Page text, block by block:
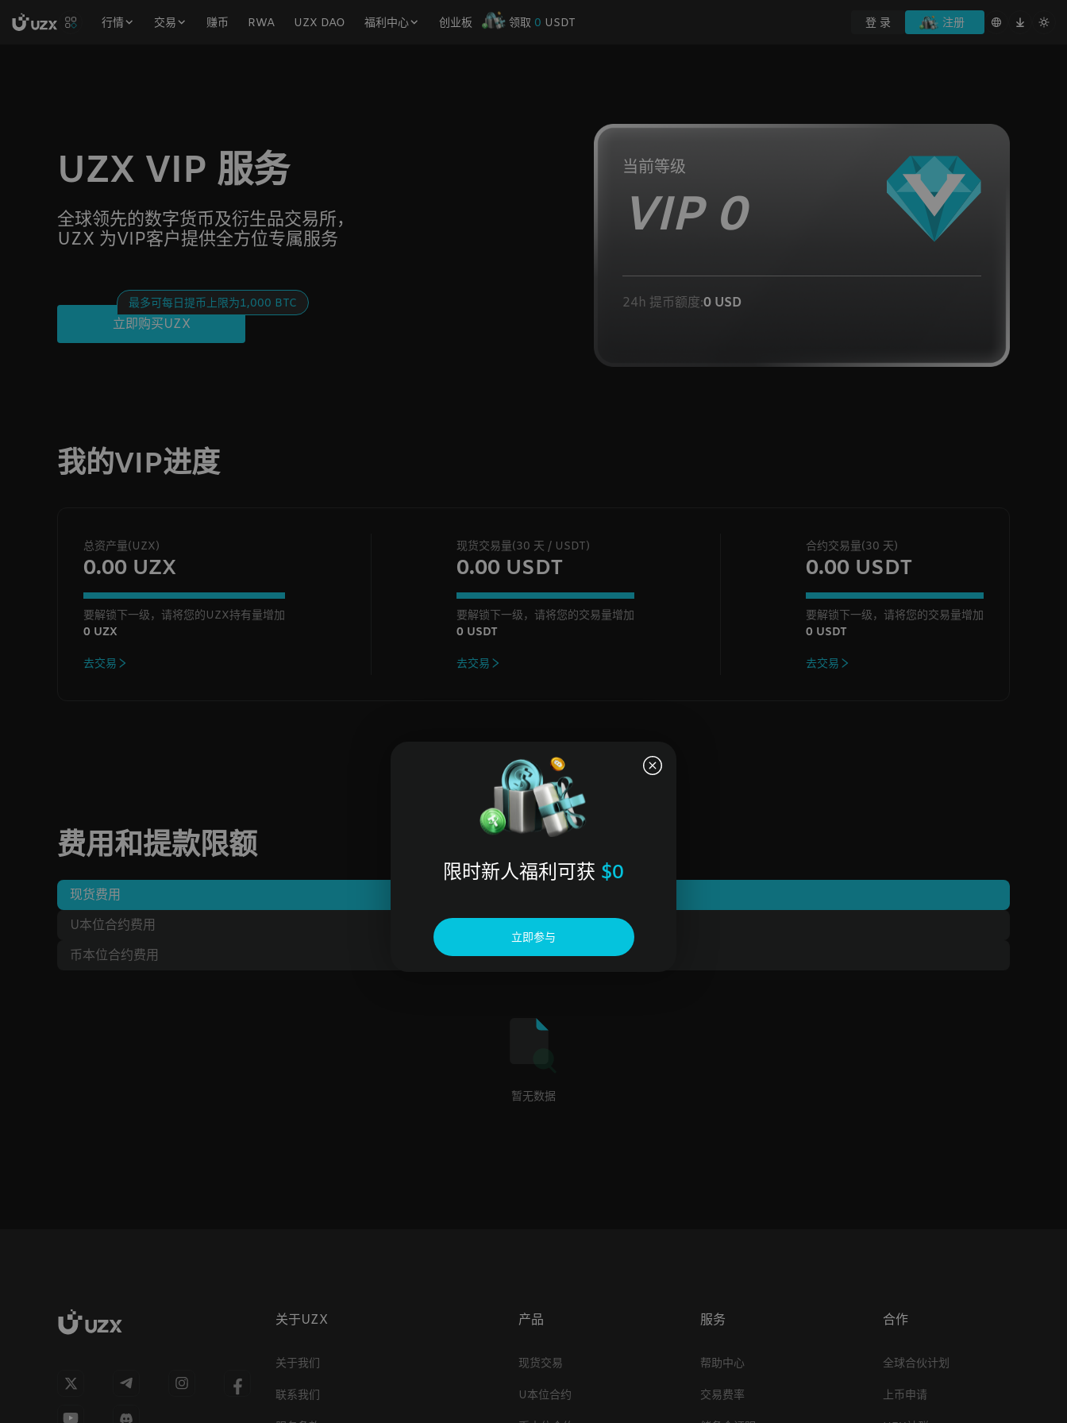
行情 交易 赚币 RWA UZX DAO 福利中心 创业板 领取 0 USDT 登 录 注册
UZX VIP 服务
全球领先的数字货币及衍生品交易所，
UZX 为VIP客户提供全方位专属服务
立即购买UZX
最多可每日提币上限为1,000 BTC
当前等级
VIP 0
24h 提币额度:0 USD
我的VIP进度
总资产量(UZX)
0.00 UZX
要解锁下一级，请将您的UZX持有量增加
0 UZX
去交易
现货交易量(30 天 / USDT)
0.00 USDT
要解锁下一级，请将您的交易量增加
0 USDT
去交易
合约交易量(30 天)
0.00 USDT
要解锁下一级，请将您的交易量增加
0 USDT
去交易
费用和提款限额
现货费用
U本位合约费用
币本位合约费用
暂无数据
关于UZX
关于我们
联系我们
产品
现货交易
U本位合约
服务
帮助中心
交易费率
合作
全球合伙计划
上币申请
限时新人福利可获 $0
立即参与